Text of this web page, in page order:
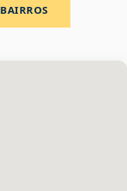
BAIRROS